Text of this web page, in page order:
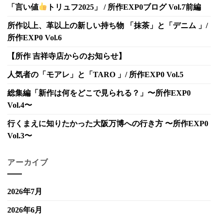
「言い値 トリュフ2025」 / 所作EXP0ブログ Vol.7前編
所作以上、革以上の新しい持ち物 「抹茶」と「デニム 」/
所作EXP0 Vol.6
【所作 吉祥寺店からのお知らせ】
人気者の「モアレ」と「TARO 」/ 所作EXP0 Vol.5
総集編「新作は何をどこで見られる？」〜所作EXP0
Vol.4〜
行くまえに知りたかった大阪万博への行き方 〜所作EXP0
Vol.3〜
アーカイブ
2026年7月
2026年6月